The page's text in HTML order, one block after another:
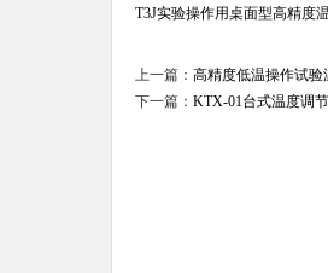
T3J实验操作用桌面型高精度
上一篇： 高精度低温操作试
下一篇： KTX-01台式温度调